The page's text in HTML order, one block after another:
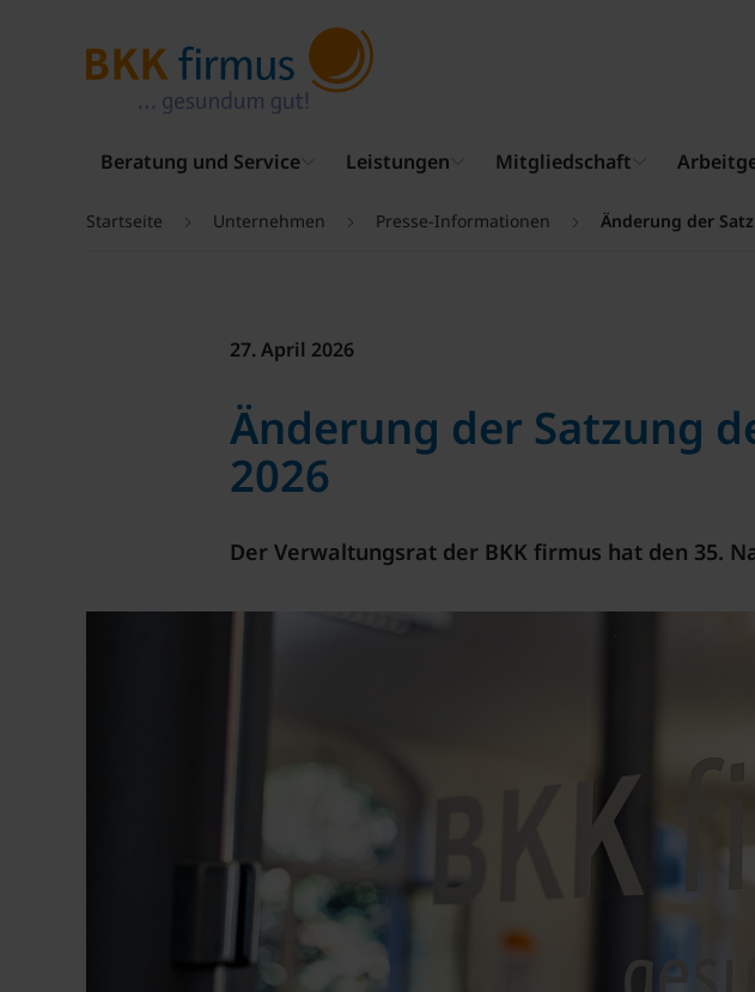
Beratung und Service Leistungen Mitgliedschaft
Startseite Unternehmen Presse-Informationen Änderung der
27. April 2026
Änderung der Satzung
2026
Der Verwaltungsrat der BKK firmus hat den 35.